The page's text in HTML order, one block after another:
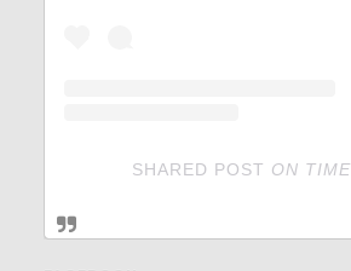
SHARED POST ON TIME